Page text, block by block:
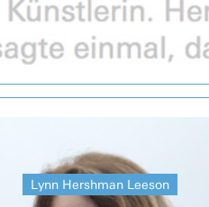
Lynn Hershman Leeson